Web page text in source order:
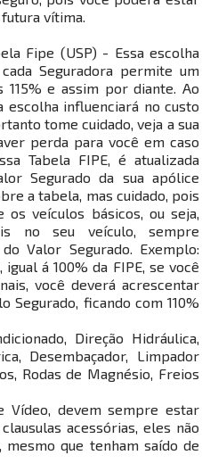
vítima.
Fipe (USP) - Essa escolha
Seguradora permite um
115% e assim por diante. Ao
escolha influenciará no custo
tome cuidado, veja a sua
perda para você em caso
Tabela FIPE, é atualizada
Segurado da sua apólice
a tabela, mas cuidado, pois
os veículos básicos, ou seja,
no seu veículo, sempre
Valor Segurado. Exemplo:
á 100% da FIPE, se você
você deverá acrescentar
Segurado, ficando com 110%
Direção Hidráulica,
Desembaçador, Limpador
Rodas de Magnésio, Freios
Vídeo, devem sempre estar
acessórias, eles não
que tenham saído de